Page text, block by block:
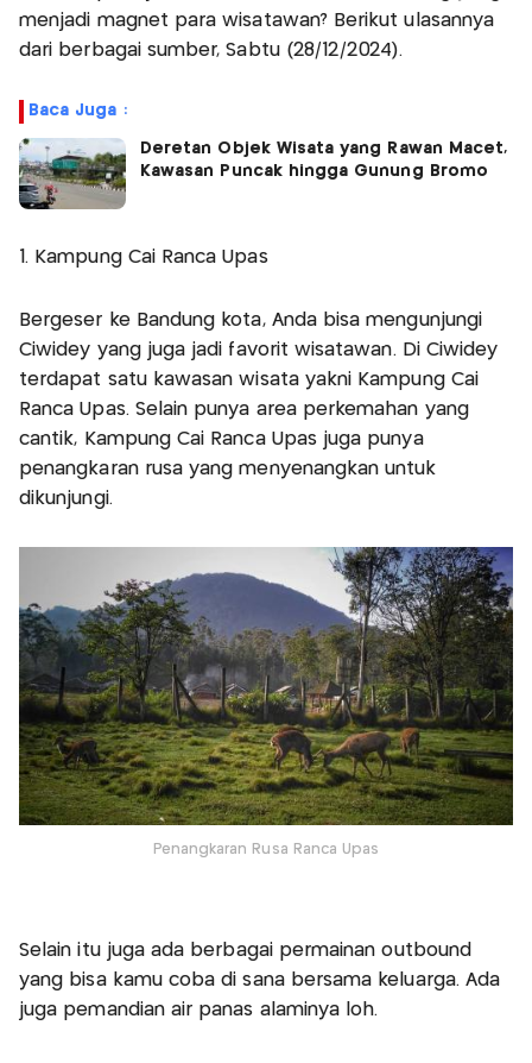
menjadi magnet para wisatawan? Berikut ulasannya
dari berbagai sumber, Sabtu (28/12/2024).
Baca Juga :
Deretan Objek Wisata yang Rawan Macet,
Kawasan Puncak hingga Gunung Bromo
1. Kampung Cai Ranca Upas
Bergeser ke Bandung kota, Anda bisa mengunjungi
Ciwidey yang juga jadi favorit wisatawan. Di Ciwidey
terdapat satu kawasan wisata yakni Kampung Cai
Ranca Upas. Selain punya area perkemahan yang
cantik, Kampung Cai Ranca Upas juga punya
penangkaran rusa yang menyenangkan untuk
dikunjungi.
Penangkaran Rusa Ranca Upas
Selain itu juga ada berbagai permainan outbound
yang bisa kamu coba di sana bersama keluarga. Ada
juga pemandian air panas alaminya loh.